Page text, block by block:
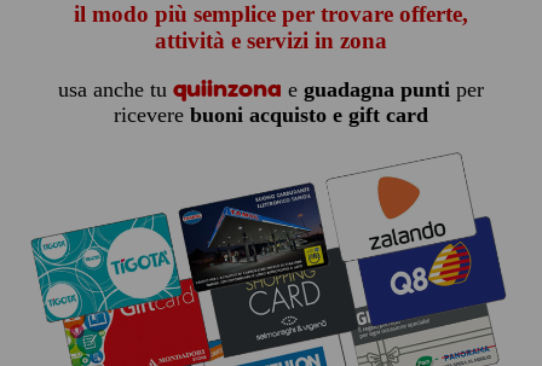
il modo più semplice per trovare offerte,
attività e servizi in zona
usa anche tu quiinzona e guadagna puntiper
ricevere buoni acquisto e gift card